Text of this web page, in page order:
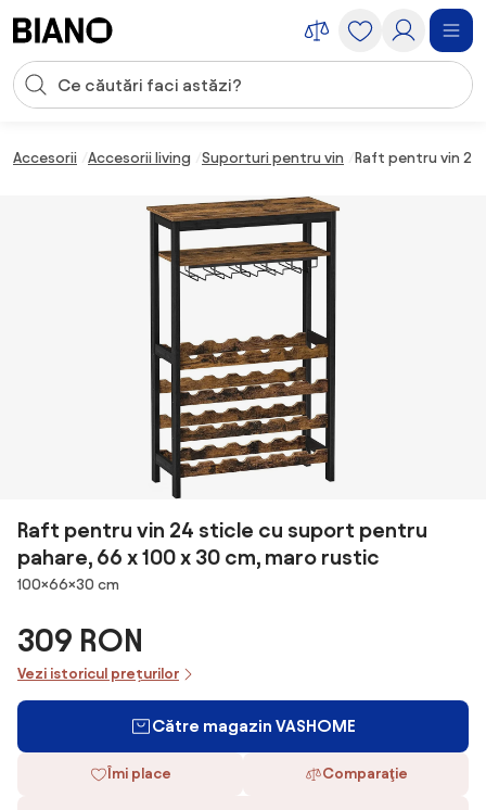
Introducerea căutării
Accesorii Accesorii living Suporturi pentru vin Raft pentru vin
Raft pentru vin 24 sticle cu suport pentru
pahare, 66 x 100 x 30 cm, maro rustic
Dimensiuni
100×66×30 cm
309 RON
Vezi istoricul prețurilor
Către magazin VASHOME
Îmi place Comparaţie